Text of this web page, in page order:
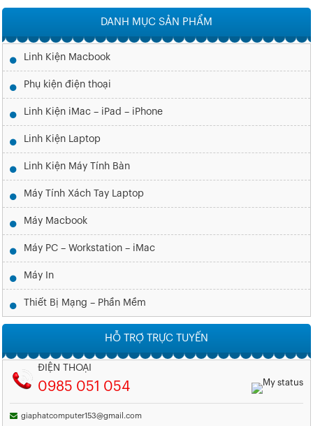
DANH MỤC SẢN PHẨM
Linh Kiện Macbook
Phụ kiện điện thoại
Linh Kiện iMac – iPad – iPhone
Linh Kiện Laptop
Linh Kiện Máy Tính Bàn
Máy Tính Xách Tay Laptop
Máy Macbook
Máy PC – Workstation – iMac
Máy In
Thiết Bị Mạng – Phần Mềm
HỖ TRỢ TRỰC TUYẾN
ĐIỆN THOẠI
0985 051 054
giaphatcomputer153@gmail.com